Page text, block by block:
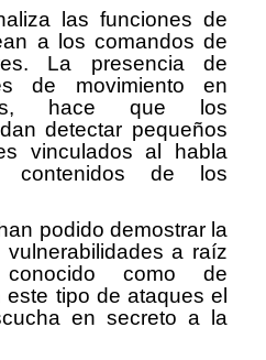
las funciones de
a los comandos de
La presencia de
de movimiento en
hace que los
detectar pequeños
vinculados al habla
de los
podido demostrar la
a raíz
como de
tipo de ataques el
en secreto a la